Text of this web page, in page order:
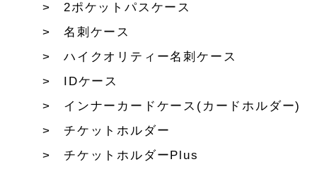
2ポケットパスケース
名刺ケース
ハイクオリティー名刺ケース
IDケース
インナーカードケース(カードホルダー)
チケットホルダー
チケットホルダーPlus